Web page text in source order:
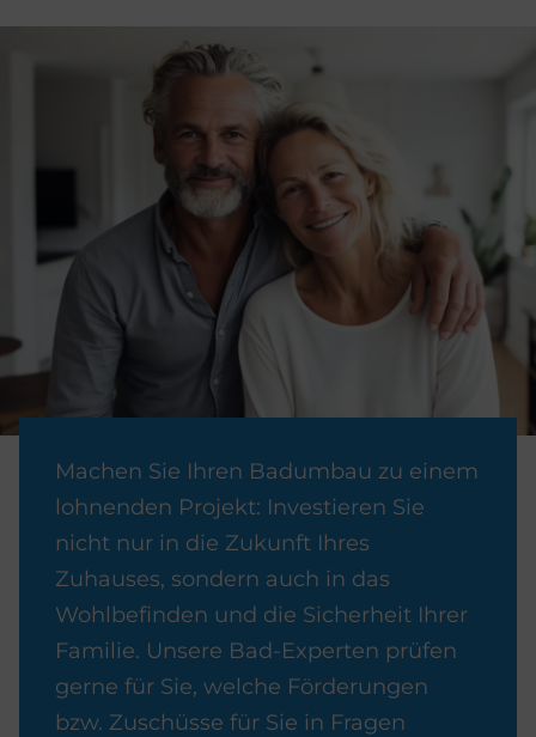
Machen Sie Ihren Badumbau zu einem
lohnenden Projekt: Investieren Sie
nicht nur in die Zukunft Ihres
Zuhauses, sondern auch in das
Wohlbefinden und die Sicherheit Ihrer
Familie. Unsere Bad-Experten prüfen
gerne für Sie, welche Förderungen
bzw. Zuschüsse für Sie in Fragen